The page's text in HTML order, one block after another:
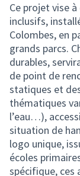
Ce projet vise
inclusifs,
Colombes, en
grands parcs.
durables,
de point de
statiques et
thématiques
l’eau…),
situation de
logo unique,
écoles
spécifique, ces